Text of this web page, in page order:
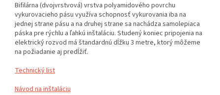
Bifilárna (dvojvrstvová) vrstva polyamidového povrchu
vykurovacieho pásu využíva schopnosť vykurovania iba na
jednej strane pásu a na druhej strane sa nachádza samolepiaca
páska pre rýchlu a ľahkú inštaláciu. Studený koniec pripojenia na
elektrický rozvod má štandardnú dĺžku 3 metre, ktorý môžeme
na požiadanie aj predĺžiť.
Technický list
Návod na inštaláciu